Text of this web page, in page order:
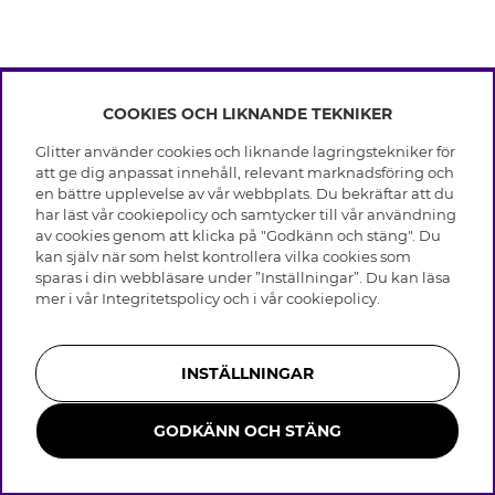
INFO
Leverans
Villkor
Integritetspolicy
Cookies
Medlemsvillkor
Jobba hos Glitter
Återkallelse
OM GLITTER
Black Friday
Våra butiker
Varumärken
Företagshistoria
Visselblåsning
Press & Samarbeten
HJÄLP
Vanliga frågor
Kundservice
Skötselråd skinnhandskar
Storleksguide för ringar
Smycken i rostfritt stål
Bli medlem
COOKIES OCH LIKNANDE TEKNIKER
Glitter använder cookies och liknande lagringstekniker för
att ge dig anpassat innehåll, relevant marknadsföring och
en bättre upplevelse av vår webbplats. Du bekräftar att du
har läst vår cookiepolicy och samtycker till vår användning
av cookies genom att klicka på "Godkänn och stäng". Du
kan själv när som helst kontrollera vilka cookies som
sparas i din webbläsare under ”Inställningar”. Du kan läsa
mer i vår Integritetspolicyoch i vårcookiepolicy
INSTÄLLNINGAR
GODKÄNN OCH STÄNG